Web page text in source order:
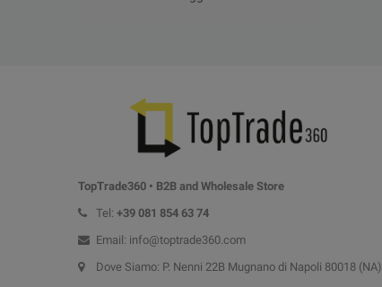
TopTrade360 • B2B and Wholesale Store
Tel: +39 081 854 63 74
Email: info@toptrade360.com
Dove Siamo: P. Nenni 22B Mugnano di Napoli 80018 (NA)